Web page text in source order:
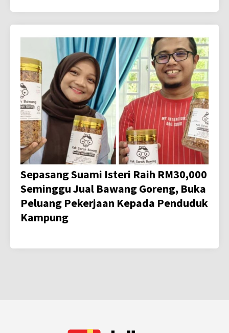
Sepasang Suami Isteri Raih RM30,000
Seminggu Jual Bawang Goreng, Buka
Peluang Pekerjaan Kepada Penduduk
Kampung